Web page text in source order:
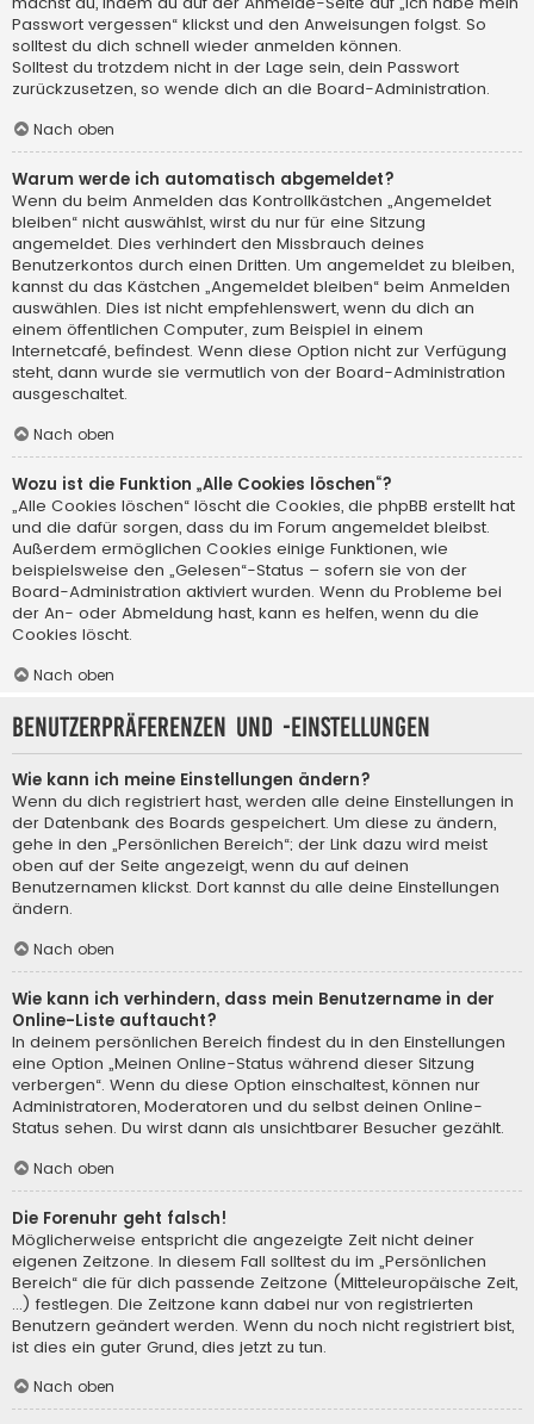
Passwort vergessen“ klickst und den Anweisungen folgst. So
solltest du dich schnell wieder anmelden können.
Solltest du trotzdem nicht in der Lage sein, dein Passwort
zurückzusetzen, so wende dich an die Board-Administration.
Nach oben
Warum werde ich automatisch abgemeldet?
Wenn du beim Anmelden das Kontrollkästchen „Angemeldet
bleiben“ nicht auswählst, wirst du nur für eine Sitzung
angemeldet. Dies verhindert den Missbrauch deines
Benutzerkontos durch einen Dritten. Um angemeldet zu bleiben,
kannst du das Kästchen „Angemeldet bleiben“ beim Anmelden
auswählen. Dies ist nicht empfehlenswert, wenn du dich an
einem öffentlichen Computer, zum Beispiel in einem
Internetcafé, befindest. Wenn diese Option nicht zur Verfügung
steht, dann wurde sie vermutlich von der Board-Administration
ausgeschaltet.
Nach oben
Wozu ist die Funktion „Alle Cookies löschen“?
„Alle Cookies löschen“ löscht die Cookies, die phpBB erstellt hat
und die dafür sorgen, dass du im Forum angemeldet bleibst.
Außerdem ermöglichen Cookies einige Funktionen, wie
beispielsweise den „Gelesen“-Status – sofern sie von der
Board-Administration aktiviert wurden. Wenn du Probleme bei
der An- oder Abmeldung hast, kann es helfen, wenn du die
Cookies löscht.
Nach oben
Benutzerpräferenzen und -einstellungen
Wie kann ich meine Einstellungen ändern?
Wenn du dich registriert hast, werden alle deine Einstellungen in
der Datenbank des Boards gespeichert. Um diese zu ändern,
gehe in den „Persönlichen Bereich“; der Link dazu wird meist
oben auf der Seite angezeigt, wenn du auf deinen
Benutzernamen klickst. Dort kannst du alle deine Einstellungen
ändern.
Nach oben
Wie kann ich verhindern, dass mein Benutzername in der
Online-Liste auftaucht?
In deinem persönlichen Bereich findest du in den Einstellungen
eine Option „Meinen Online-Status während dieser Sitzung
verbergen“. Wenn du diese Option einschaltest, können nur
Administratoren, Moderatoren und du selbst deinen Online-
Status sehen. Du wirst dann als unsichtbarer Besucher gezählt.
Nach oben
Die Forenuhr geht falsch!
Möglicherweise entspricht die angezeigte Zeit nicht deiner
eigenen Zeitzone. In diesem Fall solltest du im „Persönlichen
Bereich“ die für dich passende Zeitzone (Mitteleuropäische Zeit,
...) festlegen. Die Zeitzone kann dabei nur von registrierten
Benutzern geändert werden. Wenn du noch nicht registriert bist,
ist dies ein guter Grund, dies jetzt zu tun.
Nach oben